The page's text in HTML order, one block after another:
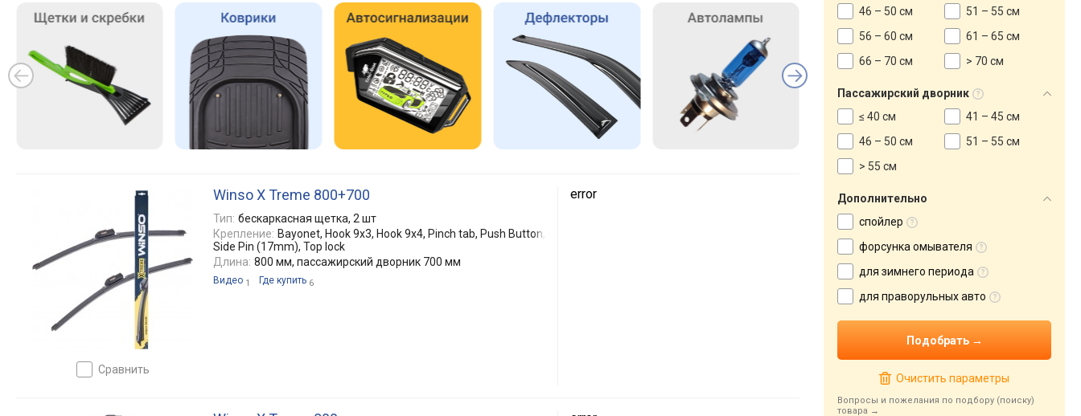
сравнить
Winso X Treme 800+700
Тип: бескаркасная щетка, 2 шт
Крепление: Bayonet, Hook 9x3, Hook 9x4, Pinch tab, Push Button,
Side Pin (17mm), Top lock
Длина: 800 мм, пассажирский дворник 700 мм
Видео 1 Где купить 6
error
46 – 50 см
51 – 55 см
56 – 60 см
61 – 65 см
66 – 70 см
> 70 см
Пассажирский дворник
≤ 40 см
41 – 45 см
46 – 50 см
51 – 55 см
> 55 см
Дополнительно
спойлер
форсунка омывателя
для зимнего периода
для праворульных авто
Очистить параметры
Вопросы и пожелания по подбору (поиску)
товара